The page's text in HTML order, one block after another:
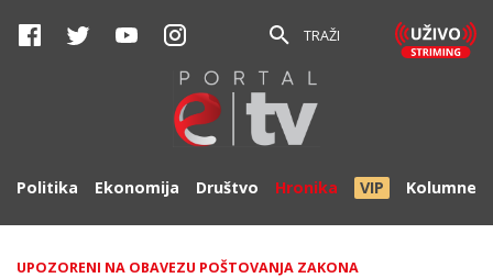
TRAŽI
Politika Ekonomija Društvo Hronika VIP Kolumne
UPOZORENI NA OBAVEZU POŠTOVANJA ZAKONA